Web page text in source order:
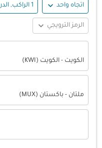
اتجاه واحد expand_more 1 الراكب, الدرجة السياحية
الرمز الترويجي expand_more
الكويت - الكويت (KWI)
ملتان - باكستان (MUX)